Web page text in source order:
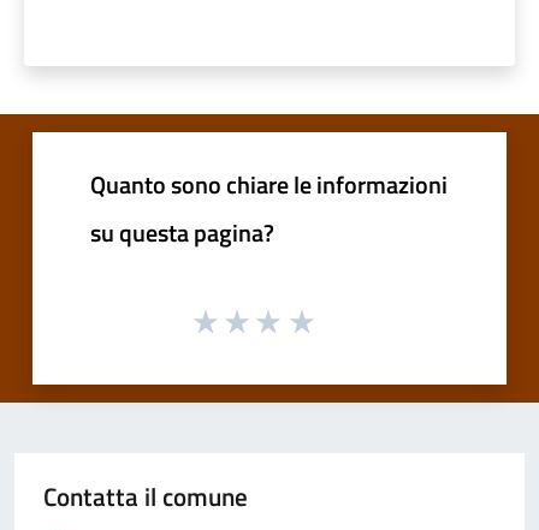
Quanto sono chiare le informazioni
su questa pagina?
Contatta il comune